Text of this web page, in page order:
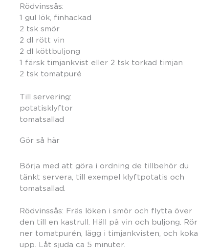
Rödvinssås:
1 gul lök, finhackad
2 tsk smör
2 dl rött vin
2 dl köttbuljong
1 färsk timjankvist eller 2 tsk torkad timjan
2 tsk tomatpuré
Till servering:
potatisklyftor
tomatsallad
Gör så här
Börja med att göra i ordning de tillbehör du
tänkt servera, till exempel klyftpotatis och
tomatsallad.
Rödvinssås: Fräs löken i smör och flytta över
den till en kastrull. Häll på vin och buljong. Rör
ner tomatpurén, lägg i timjankvisten, och koka
upp. Låt sjuda ca 5 minuter.